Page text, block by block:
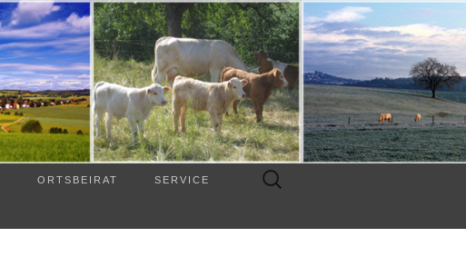
ORTSBEIRAT SERVICE
Suchen